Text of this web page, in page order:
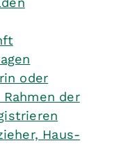
oder
der
Haus-